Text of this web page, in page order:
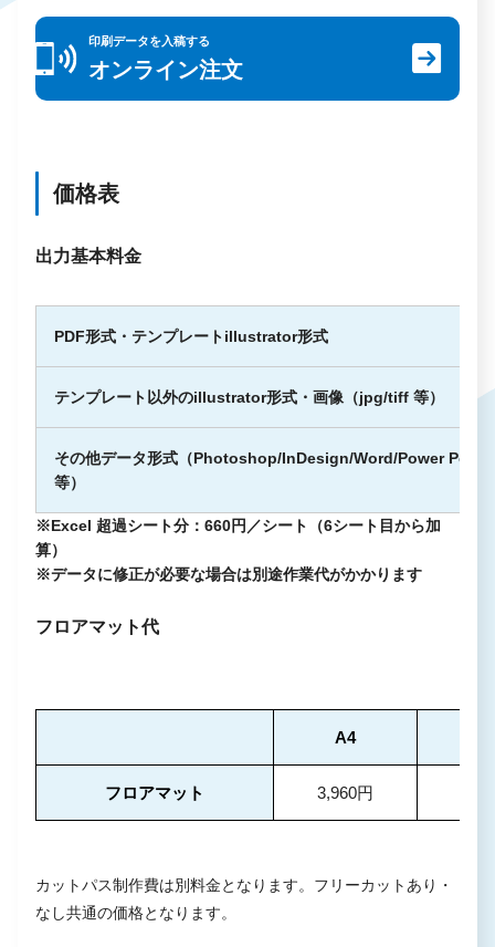
印刷データを入稿する
オンライン注文
価格表
出力基本料金
PDF形式・テンプレートillustrator形式
テンプレート以外のillustrator形式・画像（jpg/tiff 等）
その他データ形式（Photoshop/InDesign/Word/Power
等）
※Excel 超過シート分：660円／シート（6シート目から加
算）
※データに修正が必要な場合は別途作業代がかかります
フロアマット代
A4
フロアマット 3,960円
カットパス制作費は別料金となります。フリーカットあり・
なし共通の価格となります。